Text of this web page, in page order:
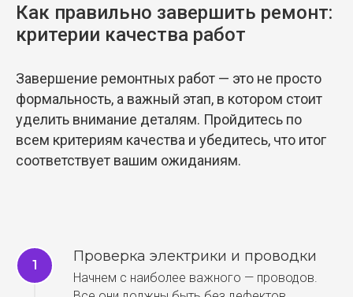
Как правильно завершить ремонт:
критерии качества работ
Завершение ремонтных работ — это не просто
формальность, а важный этап, в котором стоит
уделить внимание деталям. Пройдитесь по
всем критериям качества и убедитесь, что итог
соответствует вашим ожиданиям.
Проверка электрики и проводки
Начнем с наиболее важного — проводов.